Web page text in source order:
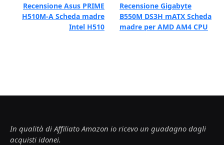
Recensione Asus PRIME
H510M-A Scheda madre
Intel H510
Recensione Gigabyte
B550M DS3H mATX Scheda
madre per AMD AM4 CPU
In qualità di Affiliato Amazon io ricevo un guadagno dagli
acquisti idonei.